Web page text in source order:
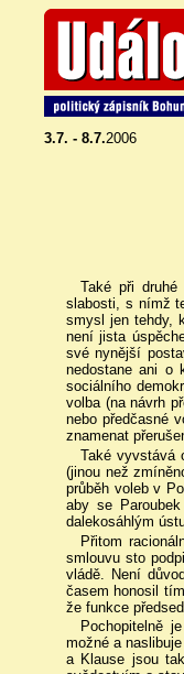
3.7. - 8.7.2006
Také při
slabosti, s nímž
smysl jen tehdy,
není jista
své nynější
nedostane ani o
sociálního
volba (na návrh
nebo předčasné
znamenat
Také vyvstává
(jinou než
průběh voleb v
aby se
dalekosáhlým
Přitom
smlouvu sto
vládě. Není
časem honosil
že funkce
Pochopitelně
možné a
a Klause jsou